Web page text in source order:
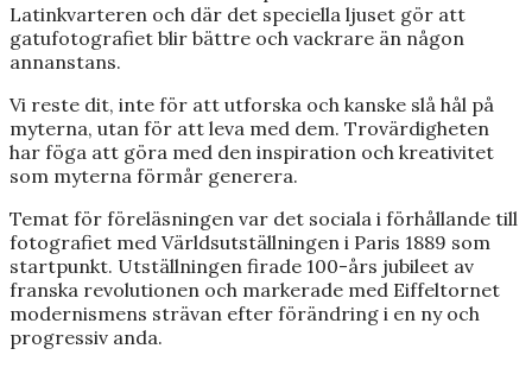
Latinkvarteren och där det speciella ljuset gör att
gatufotografiet blir bättre och vackrare än någon
annanstans.
Vi reste dit, inte för att utforska och kanske slå hål på
myterna, utan för att leva med dem. Trovärdigheten
har föga att göra med den inspiration och kreativitet
som myterna förmår generera.
Temat för föreläsningen var det sociala i förhållande till
fotografiet med Världsutställningen i Paris 1889 som
startpunkt. Utställningen firade 100-års jubileet av
franska revolutionen och markerade med Eiffeltornet
modernismens strävan efter förändring i en ny och
progressiv anda.